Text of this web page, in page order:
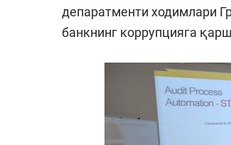
депаратменти ходимлари
банкнинг коррупцияга